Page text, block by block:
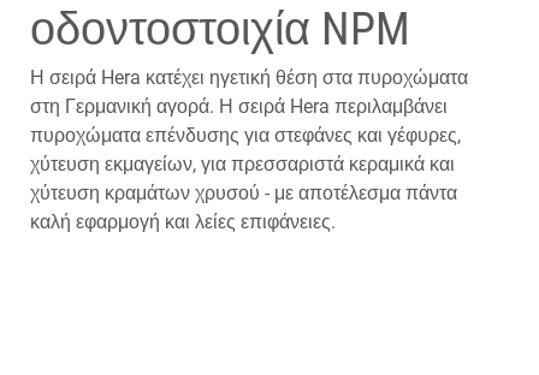
οδοντοστοιχία NPM
Η σειρά Hera κατέχει ηγετική θέση στα πυροχώματα
στη Γερμανική αγορά. Η σειρά Hera περιλαμβάνει
πυροχώματα επένδυσης για στεφάνες και γέφυρες,
χύτευση εκμαγείων, για πρεσσαριστά κεραμικά και
χύτευση κραμάτων χρυσού - με αποτέλεσμα πάντα
καλή εφαρμογή και λείες επιφάνειες.